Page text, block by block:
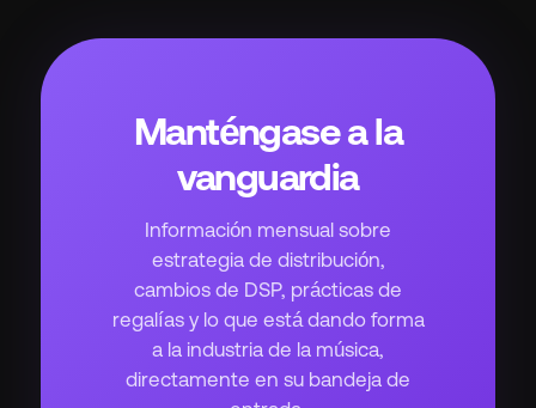
Manténgase a la
vanguardia
Información mensual sobre
estrategia de distribución,
cambios de DSP, prácticas de
regalías y lo que está dando forma
a la industria de la música,
directamente en su bandeja de